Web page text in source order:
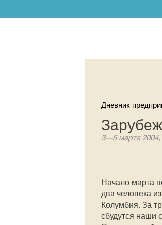
Дневник
3—5 марта
Начало марта
два человека
Колумбия. За
сбудутся наши